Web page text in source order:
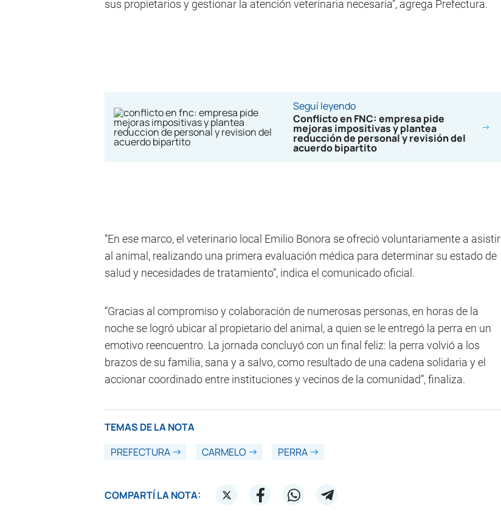
sus propietarios y gestionar la atención veterinaria necesaria”, agrega Prefectura.
Seguí leyendo
Conflicto en FNC: empresa pide
mejoras impositivas y plantea
reducción de personal y revisión del
acuerdo bipartito
“En ese marco, el veterinario local Emilio Bonora se ofreció voluntariamente a asistir
al animal, realizando una primera evaluación médica para determinar su estado de
salud y necesidades de tratamiento”, indica el comunicado oficial.
“Gracias al compromiso y colaboración de numerosas personas, en horas de la
noche se logró ubicar al propietario del animal, a quien se le entregó la perra en un
emotivo reencuentro. La jornada concluyó con un final feliz: la perra volvió a los
brazos de su familia, sana y a salvo, como resultado de una cadena solidaria y el
accionar coordinado entre instituciones y vecinos de la comunidad”, finaliza.
TEMAS DE LA NOTA
PREFECTURA
CARMELO PERRA
COMPARTÍ LA NOTA: